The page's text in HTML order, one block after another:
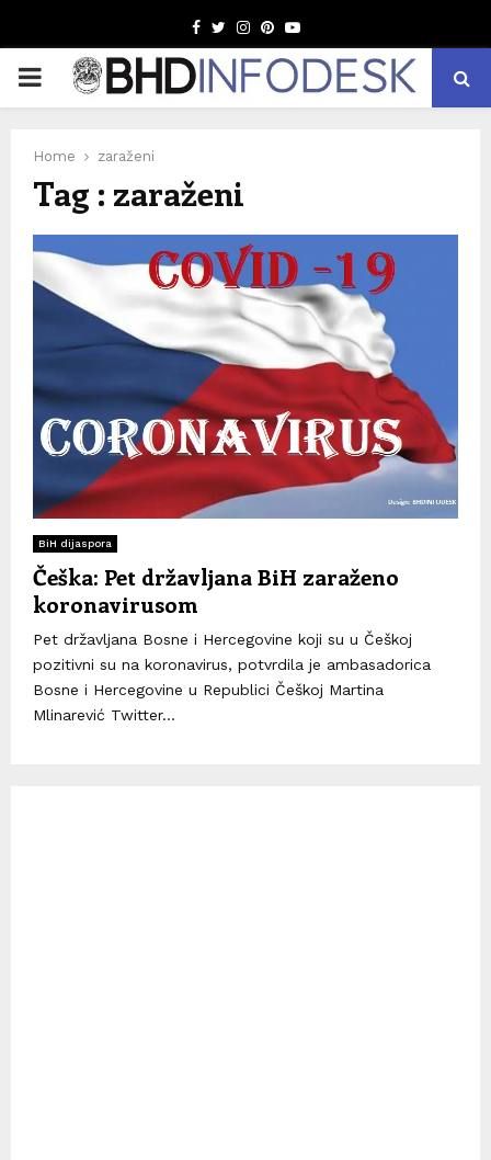
Facebook
TwitterInstagram
Pinterest
Youtube
PRIMARY
Home zaraženi
Tag : zaraženi
BiH dijaspora
Češka: Pet državljana BiH zaraženo
koronavirusom
Pet državljana Bosne i Hercegovine koji su u Češkoj
pozitivni su na koronavirus, potvrdila je ambasadorica
Bosne i Hercegovine u Republici Češkoj Martina
Mlinarević Twitter...